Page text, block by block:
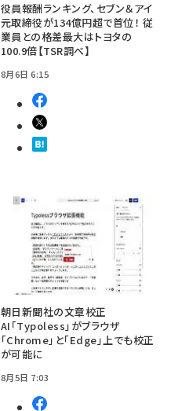
役員報酬ランキング、セブン＆アイ
元取締役が134億円超で首位！ 従
業員との格差最大はトヨタの
100.9倍【TSR調べ】
8月6日 6:15
朝日新聞社の文章校正
AI「Typoless」がブラウザ
「Chrome」と「Edge」上でも校正
が可能に
8月5日 7:03